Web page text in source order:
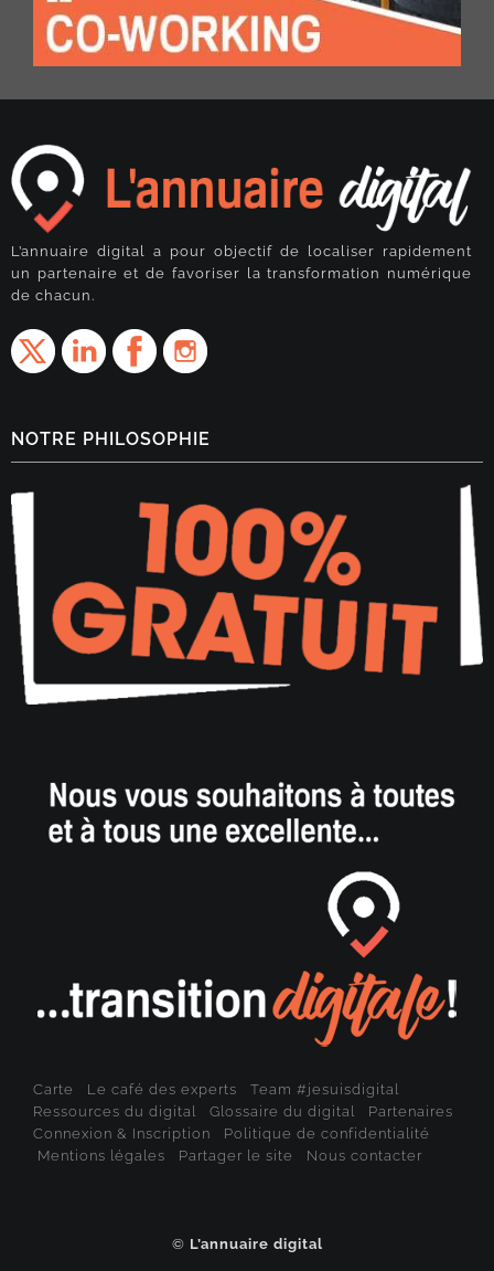
L’annuaire digital a pour objectif de localiser rapidement
un partenaire et de favoriser la transformation numérique
de chacun.
NOTRE PHILOSOPHIE
Carte Le café des experts
Team #jesuisdigital
Ressources du digital
Glossaire du digital
Partenaires
Connexion & Inscription
Politique de confidentialité
Mentions légales
Partager le site Nous contacter
© L’annuaire digital